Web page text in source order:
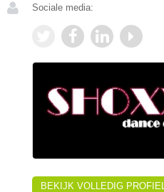
Sociale media:
BEKIJK VOLLEDIG PROFIEL